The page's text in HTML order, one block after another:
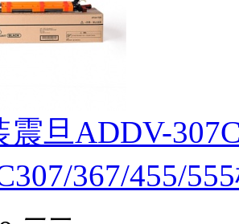
震旦ADDV-
367/455/